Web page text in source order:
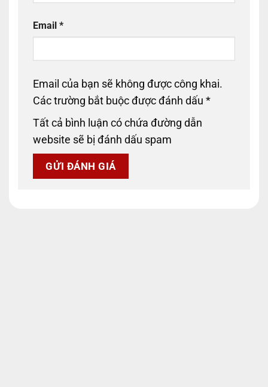
Email *
Email của bạn sẽ không được công khai.
Các trường bắt buộc được đánh dấu *
Tất cả bình luận có chứa đường dẫn
website sẽ bị đánh dấu spam